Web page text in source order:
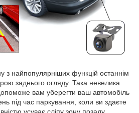
з найпопулярніших функцій останнім
заднього огляду. Така невелика
вам уберегти ваш автомобіль
під час паркування, коли ви здаєте
усуває сліпу зону позаду